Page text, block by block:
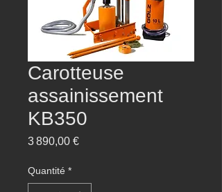
Carotteuse
assainissement
KB350
3 890,00 €Prix
Quantité *